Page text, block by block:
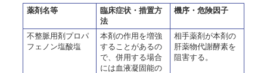
薬剤名等
臨床症状・措置方
法
機序・危険因子
不整脈用剤プロパ
フェノン塩酸塩
本剤の作用を増強
することがあるの
で、併用する場合
には血液凝固能の
相手薬剤が本剤の
肝薬物代謝酵素を
阻害する。